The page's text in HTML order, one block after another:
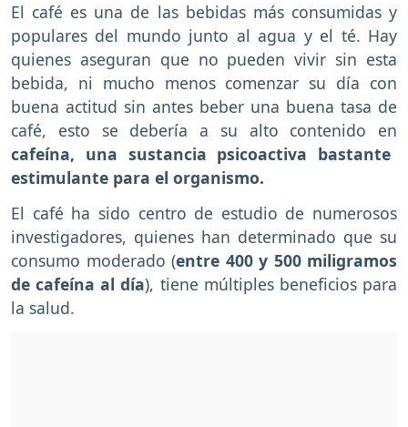
El café es una de las bebidas más consumidas y
populares del mundo junto al agua y el té. Hay
quienes aseguran que no pueden vivir sin esta
bebida, ni mucho menos comenzar su día con
buena actitud sin antes beber una buena tasa de
café, esto se debería a su alto contenido en
cafeína, una sustancia psicoactiva bastante
estimulante para el organismo.
El café ha sido centro de estudio de numerosos
investigadores, quienes han determinado que su
consumo moderado (entre 400 y 500 miligramos
de cafeína al día), tiene múltiples beneficios para
la salud.